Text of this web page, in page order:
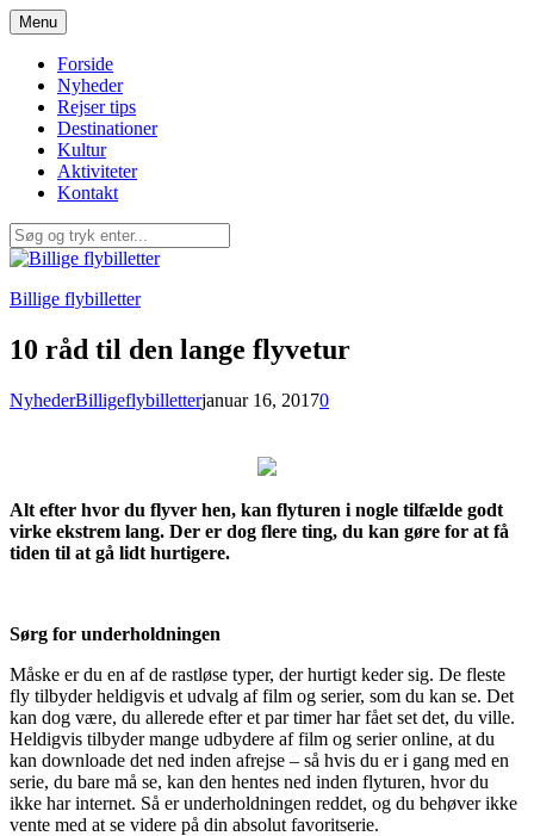
Spring
til
indhold
Menu
Forside
Nyheder
Rejser tips
Destinationer
Kultur
Aktiviteter
Kontakt
Billige flybilletter
10 råd til den lange flyvetur
NyhederBilligeflybilletterjanuar 16, 20170
Alt efter hvor du flyver hen, kan flyturen i nogle tilfælde godt
virke ekstrem lang. Der er dog flere ting, du kan gøre for at få
tiden til at gå lidt hurtigere.
Sørg for underholdningen
Måske er du en af de rastløse typer, der hurtigt keder sig. De fleste
fly tilbyder heldigvis et udvalg af film og serier, som du kan se. Det
kan dog være, du allerede efter et par timer har fået set det, du ville.
Heldigvis tilbyder mange udbydere af film og serier online, at du
kan downloade det ned inden afrejse – så hvis du er i gang med en
serie, du bare må se, kan den hentes ned inden flyturen, hvor du
ikke har internet. Så er underholdningen reddet, og du behøver ikke
vente med at se videre på din absolut favoritserie.